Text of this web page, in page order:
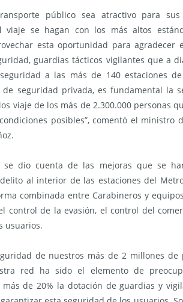
público sea atractivo para
viaje se hagan con los más altos
esta oportunidad para agradecer
guardias tácticos vigilantes que a
a las más de 140 estaciones
de seguridad privada, es fundamental la
viaje de los más de 2.300.000 personas
posibles”, comentó el ministro
se dio cuenta de las mejoras que se
al interior de las estaciones del
combinada entre Carabineros y
control de la evasión, el control del
usuarios.
de nuestros más de 2 millones
red ha sido el elemento de
de 20% la dotación de guardias y